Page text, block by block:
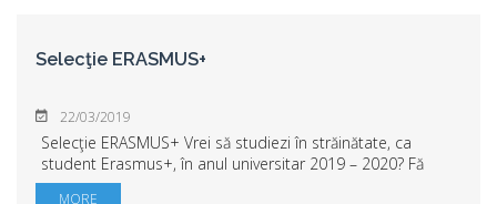
Selecţie ERASMUS+
22/03/2019
Selecţie ERASMUS+ Vrei să studiezi în străinătate, ca
student Erasmus+, în anul universitar 2019 – 2020? Fă
primul pas şi înscrie-te la selecție! Campania pentru
MORE